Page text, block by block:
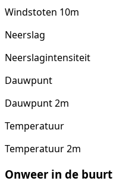
Windstoten 10m
Neerslag
Neerslagintensiteit
Dauwpunt
Dauwpunt 2m
Temperatuur
Temperatuur 2m
Onweer in de buurt